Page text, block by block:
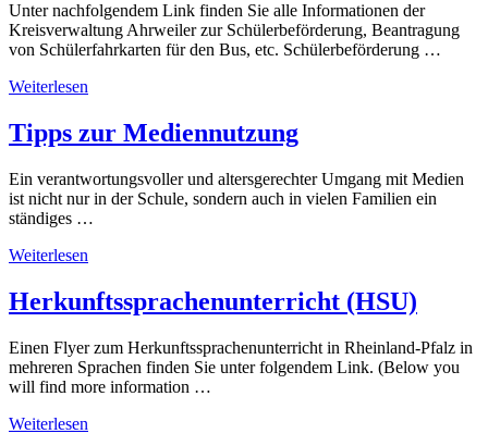
Unter nachfolgendem Link finden Sie alle Informationen der
Kreisverwaltung Ahrweiler zur Schülerbeförderung, Beantragung
von Schülerfahrkarten für den Bus, etc. Schülerbeförderung …
Weiterlesen
Tipps zur Mediennutzung
Ein verantwortungsvoller und altersgerechter Umgang mit Medien
ist nicht nur in der Schule, sondern auch in vielen Familien ein
ständiges …
Weiterlesen
Herkunftssprachenunterricht (HSU)
Einen Flyer zum Herkunftssprachenunterricht in Rheinland-Pfalz in
mehreren Sprachen finden Sie unter folgendem Link. (Below you
will find more information …
Weiterlesen